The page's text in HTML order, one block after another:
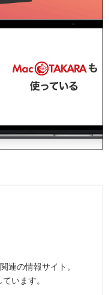
連の情報サイト。
います。